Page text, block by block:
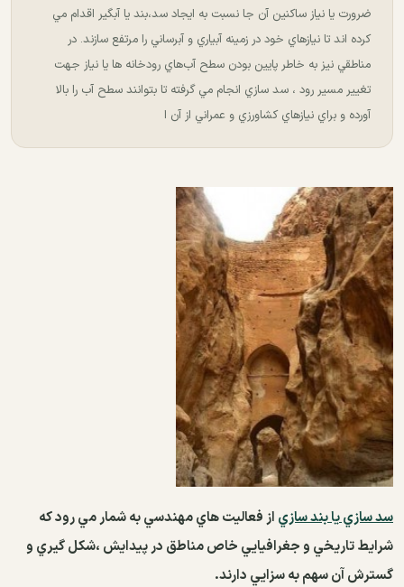
ضرورت يا نياز ساكنين آن جا نسبت به ايجاد سد،‌بند يا آبگير اقدام مي
كرده اند تا نيازهاي خود در زمينه آبياري و آبرساني را مرتفع سازند. در
مناطقي نيز به خاطر پايين بودن سطح آب‌هاي رودخانه ها يا نياز جهت
تغيير مسير رود ، سد سازي انجام مي گرفته تا بتوانند سطح آب را بالا
آورده و براي نيازهاي كشاورزي و عمراني از آن ا
سد سازي يا بند سازي از فعاليت هاي مهندسي به شمار مي رود كه
شرايط تاريخي و جغرافيايي خاص مناطق در پيدايش ،‌شكل گيري و
گسترش آن سهم به سزايي دارند.